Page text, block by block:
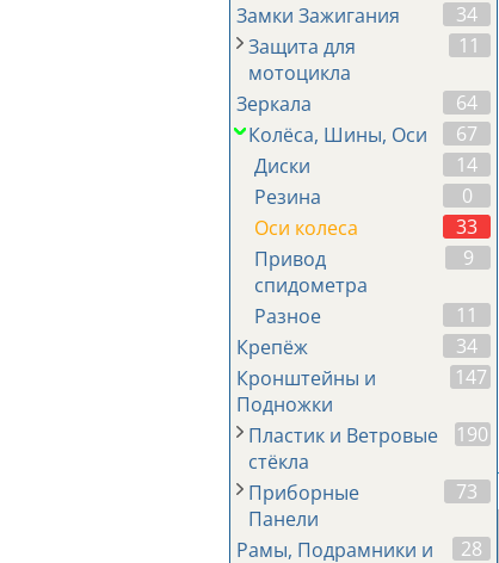
Замки Зажигания
34
Защита для
мотоцикла
11
Зеркала
64
Колёса, Шины, Оси
67
Диски
14
Резина
0
Оси колеса
33
Привод
спидометра
9
Разное
11
Крепёж
34
Кронштейны и
Подножки
147
Пластик и Ветровые
стёкла
190
Приборные
Панели
73
Рамы, Подрамники и
28